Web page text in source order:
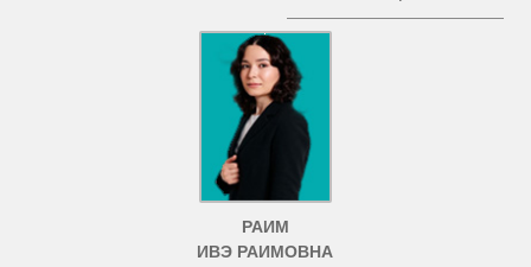
РАИМ
ИВЭ РАИМОВНА